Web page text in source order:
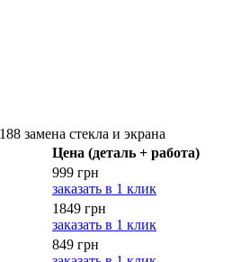
Цена (деталь + работа)
999 грн
заказать в 1 клик
1849 грн
заказать в 1 клик
849 грн